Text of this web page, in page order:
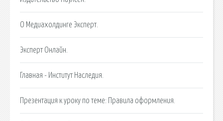
О Медиахолдинге Эксперт.
Эксперт Онлайн.
Главная - Институт Наследия.
Презентация к уроку по теме: Правила оформления.